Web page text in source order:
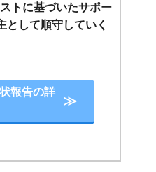
トに基づいたサポー
として順守していく
報告の詳